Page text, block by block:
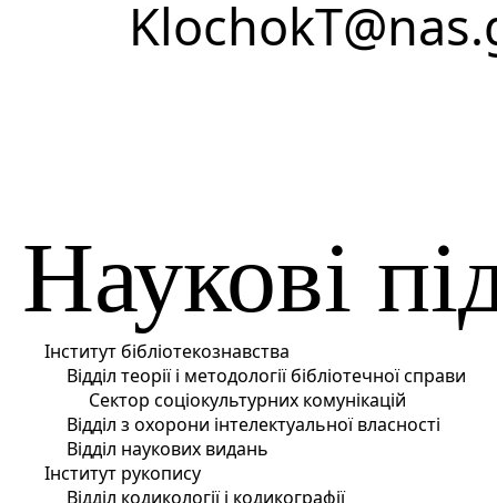
Наукові
Інститут бібліотекознавства
Відділ теорії і методології бібліотечної справи
Сектор соціокультурних комунікацій
Відділ з охорони інтелектуальної власності
Відділ наукових видань
Інститут рукопису
Відділ кодикології і кодикографії